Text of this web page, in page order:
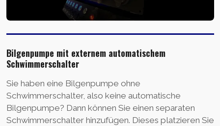
Bilgenpumpe mit externem automatischem
Schwimmerschalter
Sie haben eine Bilgenpumpe ohne
Schwimmerschalter, also keine automatische
Bilgenpumpe? Dann können Sie einen separaten
Schwimmerschalter hinzufügen. Dieses platzieren Sie